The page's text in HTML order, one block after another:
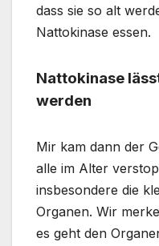
dass sie so alt
Nattokinase essen.
Nattokinase
werden
Mir kam dann der
alle im Alter
insbesondere die
Organen. Wir
es geht den